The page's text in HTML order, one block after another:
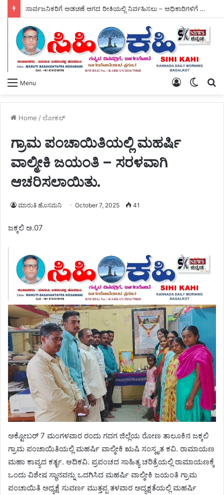
ಮಳೆ ಕೈಕೊಟ್ಟ ಪರಿಣಾಮ ಬೆಳೆಗಳಿಗೆ ಸಂಕಷ್ಟ, ಪೋತ್ನಾಳ ಕೊಟ್ನೆಕಲ್‌ನಲ್ಲಿ – ಸಚಿವರ ಪರಿಶೀಲನೆ.
Menu
Switch
Log
Home /ಲೋಕಲ್
ಗ್ರಾಮ ಪಂಚಾಯಿತಿಯಲ್ಲಿ ಮಹರ್ಷಿ
ವಾಲ್ಮೀಕಿ ಜಯಂತಿ – ಸರಳವಾಗಿ
ಆಚರಿಸಲಾಯಿತು.
ಮಾರುತಿ ಹೊಸಮನಿ October 7, 2025 41
ಜಕ್ಕಲಿ ಅ.07
ಅಕ್ಟೋಬರ್ 7 ಮಂಗಳವಾರ ರಂದು ಗದಗ ಜಿಲ್ಲೆಯ ರೋಣ ತಾಲೂಕಿನ ಜಕ್ಕಲಿ
ಗ್ರಾಮ ಪಂಚಾಯಿತಿಯಲ್ಲಿ ಮಹರ್ಷಿ ವಾಲ್ಮೀಕಿ ಋಷಿ ಸಂಸ್ಕೃತ ಕವಿ. ರಾಮಾಯಣ
ಮಹಾ ಕಾವ್ಯದ ಕರ್ತೃ. ಆದಿಕವಿ. ಪ್ರಪಂಚದ ಸಾಹಿತ್ಯ ಚರಿತ್ರೆಯಲ್ಲಿ ರಾಮಾಯಣಕ್ಕೆ
ಒಂದು ವಿಶೇಷ ಸ್ಥಾನವನ್ನು ಒದಗಿಸಿದ ಮಹರ್ಷಿ ವಾಲ್ಮೀಕಿ ಜಯಂತಿ ಗ್ರಾಮ
ಪಂಚಾಯಿತಿ ಅಧ್ಯಕ್ಷೆ ಸುವರ್ಣ ಮುತ್ತಪ್ಪ ತಳವಾರ ಅದ್ಯಕ್ಷತೆಯಲ್ಲಿ ಮಹರ್ಷಿ